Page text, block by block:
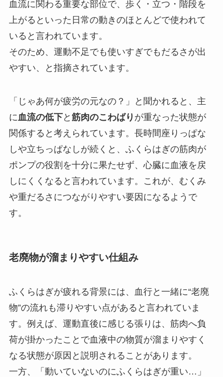
血流に関わる重要な部位で、歩く・立つ・階段を
上がるといった日常の動きのほとんどで使われて
いると言われています。
そのため、運動不足でも使いすぎでもだるさが出
やすい、と指摘されています。
「じゃあ何が疲労の元なの？」と聞かれると、主
に血流の低下と 筋肉のこわばり が重なった状態が
関係すると考えられています。長時間座りっぱな
しや立ちっぱなしが続くと、ふくらはぎの筋肉が
ポンプの役割を十分に果たせず、心臓に血液を戻
しにくくなると言われています。これが、むくみ
や重だるさにつながりやすい要因になるようで
す。
老廃物が溜まりやすい仕組み
ふくらはぎが疲れる背景には、血行と一緒に“老廃
物”の流れも滞りやすい点があると言われていま
す。例えば、運動直後に感じる張りは、筋肉へ負
荷が掛かったことで血液中の物質が溜まりやすく
なる状態が原因と説明されることがあります。
一方、「動いていないのにふくらはぎが重い…」